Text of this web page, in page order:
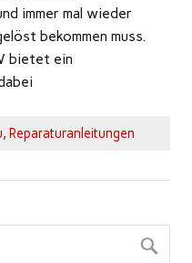
immer mal wieder
bekommen muss.
bietet ein
, Reparaturanleitungen